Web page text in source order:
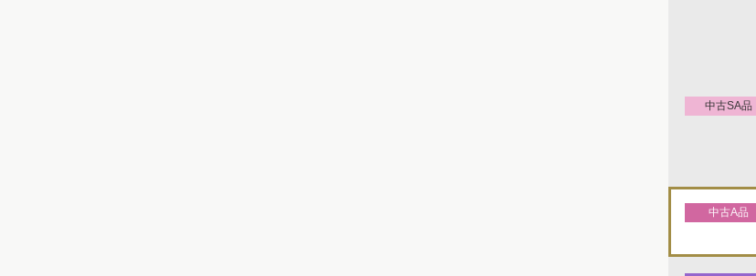
中古SA品
中古A品